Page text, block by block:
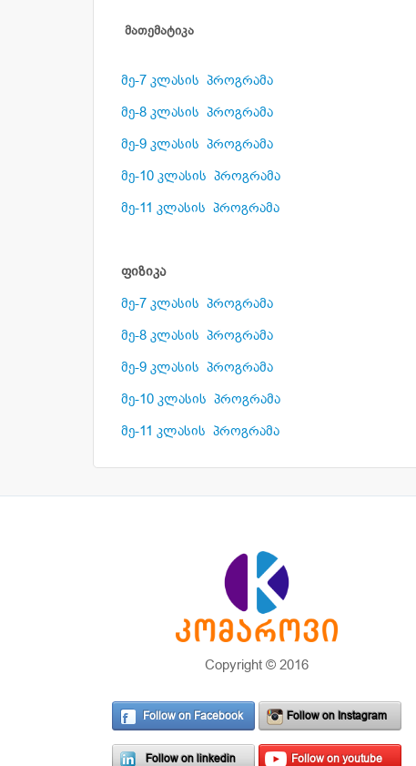
მათემატიკა
მე-7 კლასის პროგრამა
მე-8 კლასის პროგრამა
მე-9 კლასის პროგრამა
მე-10 კლასის პროგრამა
მე-11 კლასის პროგრამა
ფიზიკა
მე-7 კლასის პროგრამა
მე-8 კლასის პროგრამა
მე-9 კლასის პროგრამა
მე-10 კლასის პროგრამა
მე-11 კლასის პროგრამა
Copyright © 2016
Follow on Facebook Follow on Instagram
Follow on linkedin Follow on youtube